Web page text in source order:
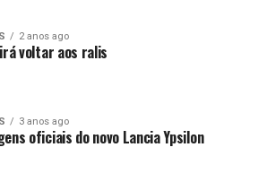
2 anos ago
voltar aos ralis
3 anos ago
oficiais do novo Lancia Ypsilon